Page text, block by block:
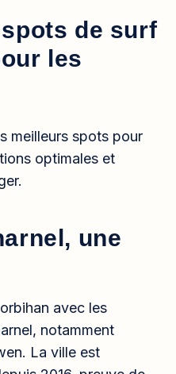
de surf
les
meilleurs spots pour
optimales et
une
avec les
notamment
La ville est